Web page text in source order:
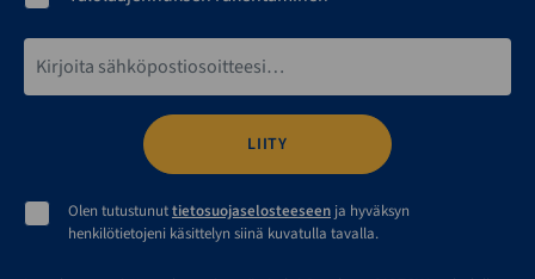
Sähköpostiosoite*
Olen tutustunuttietosuojaselosteeseen ja hyväksyn
henkilötietojeni käsittelyn siinä kuvatulla tavalla.